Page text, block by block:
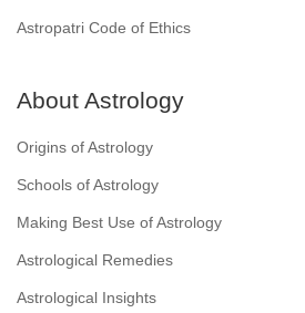
Astropatri Code of Ethics
About Astrology
Origins of Astrology
Schools of Astrology
Making Best Use of Astrology
Astrological Remedies
Astrological Insights